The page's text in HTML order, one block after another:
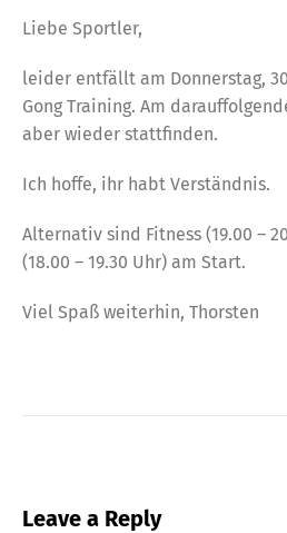
Liebe Sportler,
leider entfällt am Donnerstag,
Gong Training. Am
aber wieder stattfinden.
Ich hoffe, ihr habt Verständnis.
Alternativ sind Fitness (19.00 –
(18.00 – 19.30 Uhr) am Start.
Viel Spaß weiterhin, Thorsten
Leave a Reply